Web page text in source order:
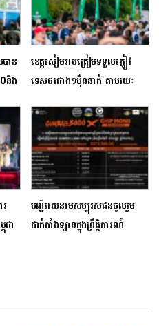
ាន
និង
ខេត្តសៀមរាបត្រៀមទទួលភ្ញៀវ
ទេសចរជាង១ម៉ឺននាក់ តាមរយៈ
ឧបត្ថម្ភផ្ដាច់មុខដោយក្រុមហ៊ុន
Manulife
ជា
បញ្ជីរាយនាមសប្បុរសជនចូលរួម
ដាក់តាំងឡានក្នុងព្រឹត្តិការណ៍​